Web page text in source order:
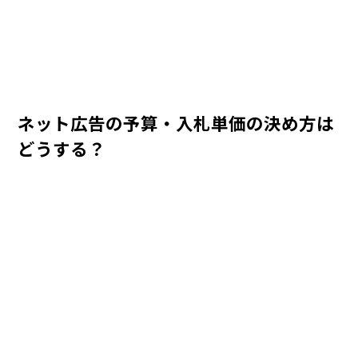
ネット広告の予算・入札単価の決め方は
どうする？